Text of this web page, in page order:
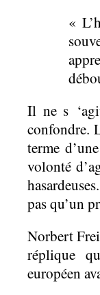
«
Il ne s
confondre.
terme
volonté
pas qu’un
Norbert
réplique
européen